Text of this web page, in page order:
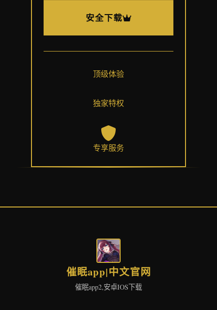
安全下载
顶级体验
独家特权
专享服务
催眠app|中文官网
催眠app2,安卓IOS下载